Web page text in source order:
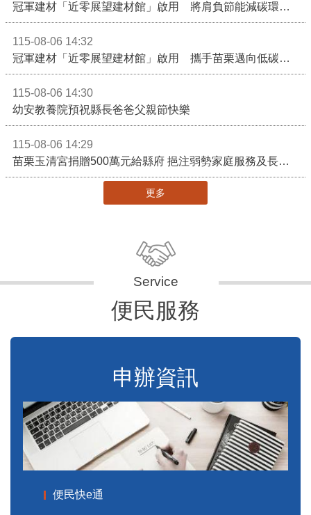
冠軍建材「近零展望建材館」啟用 將肩負節能減碳環境教育重任
115-08-06 14:32
冠軍建材「近零展望建材館」啟用 攜手苗栗邁向低碳建築新未來
115-08-06 14:30
幼安教養院預祝縣長爸爸父親節快樂
115-08-06 14:29
苗栗玉清宮捐贈500萬元給縣府 挹注弱勢家庭服務及長照醫療資源
更多
便民服務
申辦資訊
便民快e通